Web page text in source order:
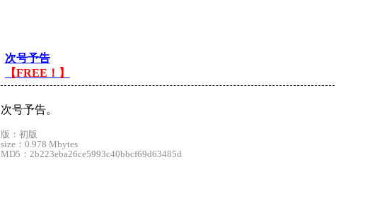
次号予告
【FREE！】
次号予告。
版：初版
size：0.978 Mbytes
MD5：2b223eba26ce5993c40bbcf69d63485d